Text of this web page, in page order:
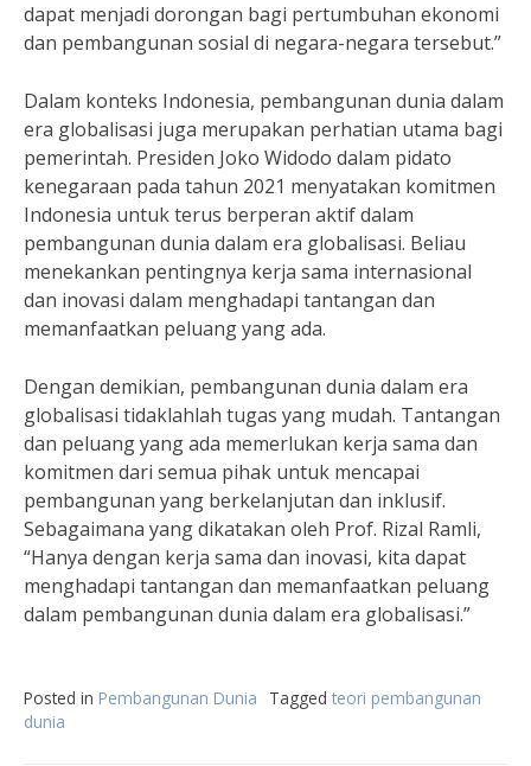
dapat menjadi dorongan bagi pertumbuhan ekonomi
dan pembangunan sosial di negara-negara tersebut.”
Dalam konteks Indonesia, pembangunan dunia dalam
era globalisasi juga merupakan perhatian utama bagi
pemerintah. Presiden Joko Widodo dalam pidato
kenegaraan pada tahun 2021 menyatakan komitmen
Indonesia untuk terus berperan aktif dalam
pembangunan dunia dalam era globalisasi. Beliau
menekankan pentingnya kerja sama internasional
dan inovasi dalam menghadapi tantangan dan
memanfaatkan peluang yang ada.
Dengan demikian, pembangunan dunia dalam era
globalisasi tidaklahlah tugas yang mudah. Tantangan
dan peluang yang ada memerlukan kerja sama dan
komitmen dari semua pihak untuk mencapai
pembangunan yang berkelanjutan dan inklusif.
Sebagaimana yang dikatakan oleh Prof. Rizal Ramli,
“Hanya dengan kerja sama dan inovasi, kita dapat
menghadapi tantangan dan memanfaatkan peluang
dalam pembangunan dunia dalam era globalisasi.”
Posted in Pembangunan Dunia Tagged teori pembangunan
dunia